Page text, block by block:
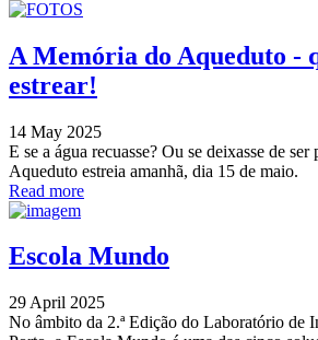
A Memória do Aqueduto -
estrear!
14 May 2025
E se a água recuasse? Ou se deixasse de
Aqueduto estreia amanhã, dia 15 de maio.
Read more
Escola Mundo
29 April 2025
No âmbito da 2.ª Edição do Laboratório de